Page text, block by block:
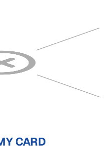
CARD